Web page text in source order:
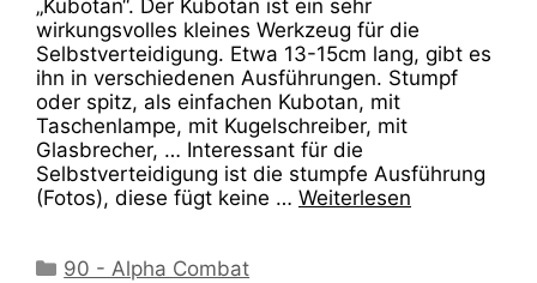
„Kubotan“. Der Kubotan ist ein sehr
wirkungsvolles kleines Werkzeug für die
Selbstverteidigung. Etwa 13-15cm lang, gibt es
ihn in verschiedenen Ausführungen. Stumpf
oder spitz, als einfachen Kubotan, mit
Taschenlampe, mit Kugelschreiber, mit
Glasbrecher, … Interessant für die
Selbstverteidigung ist die stumpfe Ausführung
(Fotos), diese fügt keine … Weiterlesen
Kategorien
90 - Alpha Combat